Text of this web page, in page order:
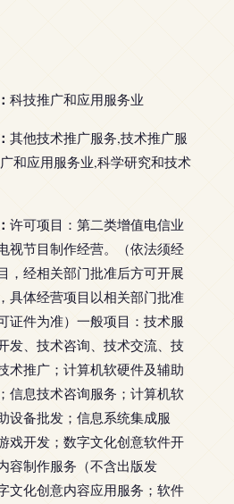
科技推广和应用服务业
其他技术推广服务,技术推广服
和应用服务业,科学研究和技术
许可项目：第二类增值电信业
视节目制作经营。（依法须经
，经相关部门批准后方可开展
具体经营项目以相关部门批准
证件为准）一般项目：技术服
发、技术咨询、技术交流、技
术推广；计算机软硬件及辅助
信息技术咨询服务；计算机软
设备批发；信息系统集成服
戏开发；数字文化创意软件开
容制作服务（不含出版发
文化创意内容应用服务；软件